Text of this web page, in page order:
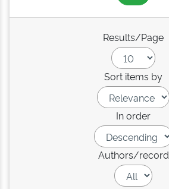
Results/Page
Sort items by
In order
Authors/record